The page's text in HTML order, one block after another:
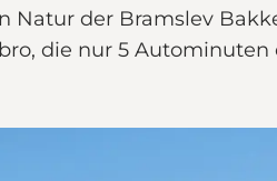
Natur der Bramslev
die nur 5